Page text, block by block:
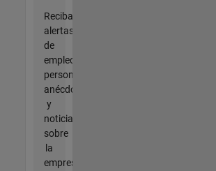
Reciba
alertas
de
empleo
personalizadas,
anécdotas
y
noticias
sobre
la
empresa.